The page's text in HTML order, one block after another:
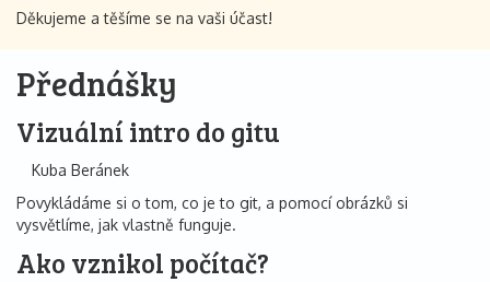
Děkujeme a těšíme se na vaši účast!
Přednášky
Vizuální intro do gitu
Kuba Beránek
Povykládáme si o tom, co je to git, a pomocí obrázků si
vysvětlíme, jak vlastně funguje.
Ako vznikol počítač?